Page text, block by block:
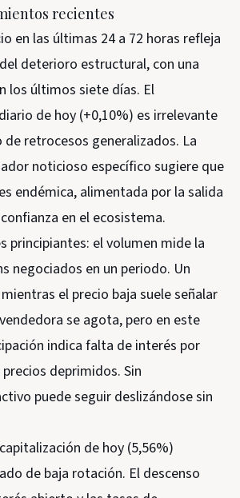
recientes
en las últimas 24 a 72 horas refleja
deterioro estructural, con una
los últimos siete días. El
de hoy (+0,10%) es irrelevante
retrocesos generalizados. La
noticioso específico sugiere que
endémica, alimentada por la salida
en el ecosistema.
principiantes: el volumen mide la
negociados en un periodo. Un
el precio baja suele señalar
se agota, pero en este
indica falta de interés por
deprimidos. Sin
puede seguir deslizándose sin
de hoy (5,56%)
de baja rotación. El descenso